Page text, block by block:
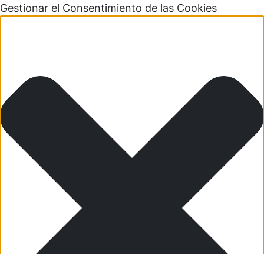
Gestionar el Consentimiento de las Cookies